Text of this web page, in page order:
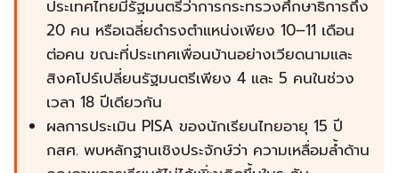
ประเทศไทยมีรัฐมนตรีว่าการกระทรวงศึกษาธิการถึง
20 คน หรือเฉลี่ยดำรงตำแหน่งเพียง 10–11 เดือน
ต่อคน ขณะที่ประเทศเพื่อนบ้านอย่างเวียดนามและ
สิงคโปร์เปลี่ยนรัฐมนตรีเพียง 4 และ 5 คนในช่วง
เวลา 18 ปีเดียวกัน
ผลการประเมิน PISA ของนักเรียนไทยอายุ 15 ปี
กสศ. พบหลักฐานเชิงประจักษ์ว่า ความเหลื่อมล้ำด้าน